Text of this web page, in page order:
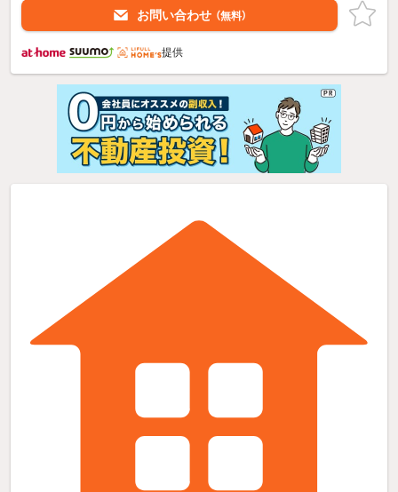
お問い合わせ （無料）
提供